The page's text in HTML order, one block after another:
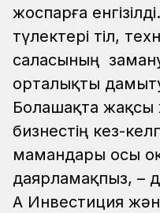
жоспарға
түлектері тіл,
саласының
орталықты
Болашақта жақсы
бизнестің кез-
мамандары осы
даярламақпыз, –
АҚ Инвестиция